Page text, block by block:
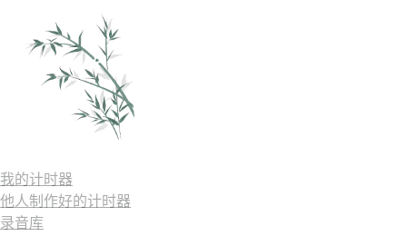
我的计时器
他人制作好的计时器
录音库